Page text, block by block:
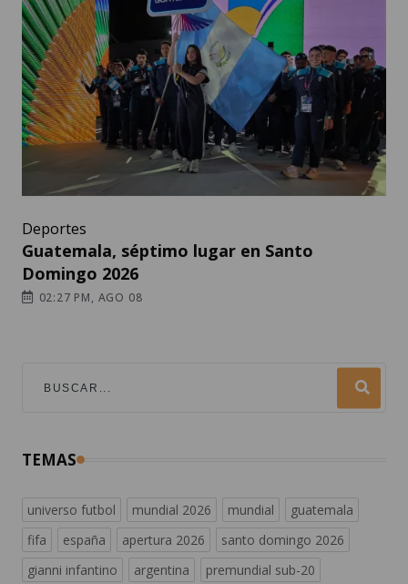
Deportes
Guatemala, séptimo lugar en Santo
Domingo 2026
02:27 PM, AGO 08
TEMAS
universo futbol mundial 2026 mundial
guatemala
fifa
españa apertura 2026
santo domingo 2026
gianni infantino
argentina premundial sub-20